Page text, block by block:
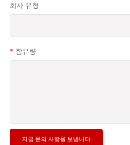
회사 유형
함유량
지금 문의 사항을 보냅니다